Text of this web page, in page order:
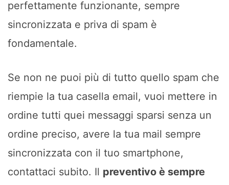
perfettamente funzionante, sempre
sincronizzata e priva di spam è
fondamentale.
Se non ne puoi più di tutto quello spam che
riempie la tua casella email, vuoi mettere in
ordine tutti quei messaggi sparsi senza un
ordine preciso, avere la tua mail sempre
sincronizzata con il tuo smartphone,
contattaci subito. Il preventivo è sempre